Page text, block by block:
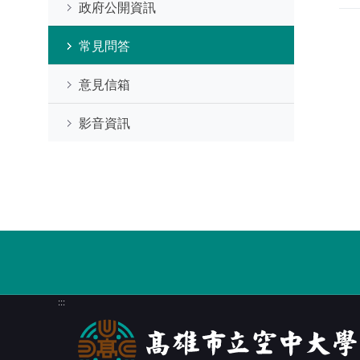
政府公開資訊
常見問答
意見信箱
影音資訊
:::